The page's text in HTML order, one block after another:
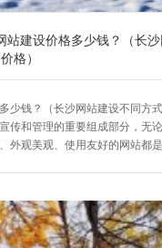
站建设价格多少钱？（长
格）
少钱？（长沙网站建设不同方
传和管理的重要组成部分，无
外观美观、使用友好的网站都